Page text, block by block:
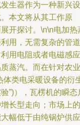
生器作为一种新兴设
本文将从其工作原
开探讨。\n\n电加热
用，无需复杂的管道
用电阻或者电磁感应
蒸汽。而在针对农业
体类电采暖设备的衍
”)），瓦楞机的瞬态
长型走向；市场上的
幅低于由纯锅炉供应